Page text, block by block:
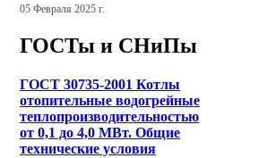
05 Февраля 2025 г.
ГОСТы и СНиПы
ГОСТ 30735-2001 Котлы
отопительные водогрейные
теплопроизводительностью
от 0,1 до 4,0 МВт. Общие
технические условия